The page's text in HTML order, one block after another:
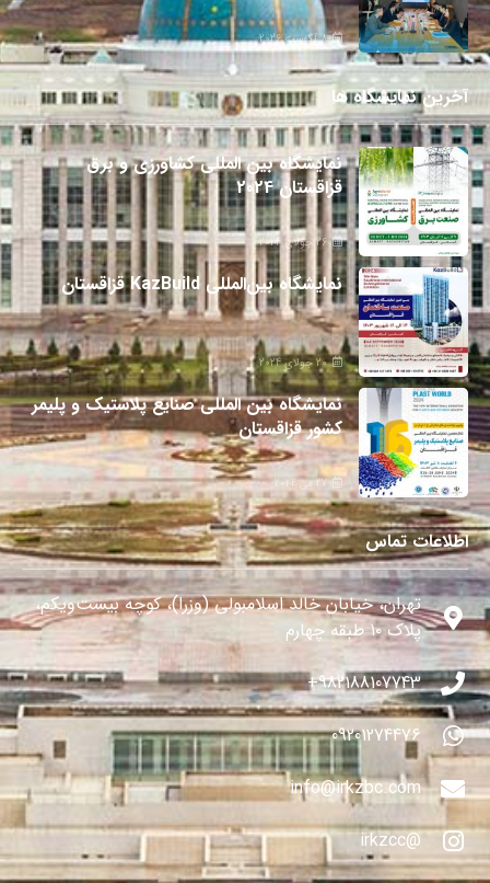
8 آگوست 2026
آخرین نمایشگاه ها
نمایشگاه بین المللی کشاورزی و برق
قزاقستان 2024
26 جولای 2024
نمایشگاه بین‌المللی KazBuild قزاقستان
20 جولای 2024
نمایشگاه بین المللی صنایع پلاستیک و پلیمر
کشور قزاقستان
27 می 2024
اطلاعات تماس
تهران، خیابان خالد اسلامبولی (وزرا)، کوچه بیست‌ویکم،
پلاک ۱۰ طبقه چهارم
982188107743+
09201274476
info@irkzbc.com
@irkzcc